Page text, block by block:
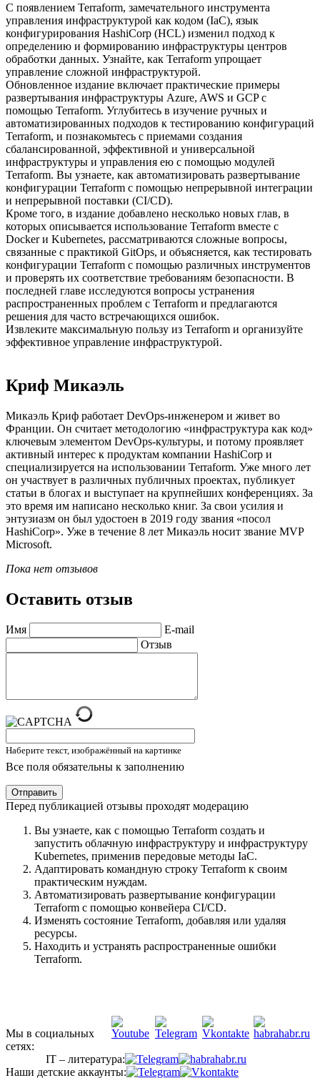
С появлением Terraform, замечательного инструмента
управления инфраструктурой как кодом (IaC), язык
конфигурирования HashiCorp (HCL) изменил подход к
определению и формированию инфраструктуры центров
обработки данных. Узнайте, как Terraform упрощает
управление сложной инфраструктурой.
Обновленное издание включает практические примеры
развертывания инфраструктуры Azure, AWS и GCP с
помощью Terraform. Углубитесь в изучение ручных и
автоматизированных подходов к тестированию конфигураций
Terraform, и познакомьтесь с приемами создания
сбалансированной, эффективной и универсальной
инфраструктуры и управления ею с помощью модулей
Terraform. Вы узнаете, как автоматизировать развертывание
конфигурации Terraform с помощью непрерывной интеграции
и непрерывной поставки (CI/CD).
Кроме того, в издание добавлено несколько новых глав, в
которых описывается использование Terraform вместе с
Docker и Kubernetes, рассматриваются сложные вопросы,
связанные с практикой GitOps, и объясняется, как тестировать
конфигурации Terraform с помощью различных инструментов
и проверять их соответствие требованиям безопасности. В
последней главе исследуются вопросы устранения
распространенных проблем с Terraform и предлагаются
решения для часто встречающихся ошибок.
Извлеките максимальную пользу из Terraform и организуйте
эффективное управление инфраструктурой.
Криф Микаэль
Микаэль Криф работает DevOps-инженером и живет во
Франции. Он считает методологию «инфраструктура как код»
ключевым элементом DevOps-культуры, и потому проявляет
активный интерес к продуктам компании HashiCorp и
специализируется на использовании Terraform. Уже много лет
он участвует в различных публичных проектах, публикует
статьи в блогах и выступает на крупнейших конференциях. За
это время им написано несколько книг. За свои усилия и
энтузиазм он был удостоен в 2019 году звания «посол
HashiCorp». Уже в течение 8 лет Микаэль носит звание MVP
Microsoft.
Пока нет отзывов
Оставить отзыв
Имя
E-mail
Отзыв
Наберите текст, изображённый на картинке
Все поля обязательны к заполнению
Отправить
Перед публикацией отзывы проходят модерацию
Вы узнаете, как с помощью Terraform создать и
запустить облачную инфраструктуру и инфраструктуру
Kubernetes, применив передовые методы IaC.
Адаптировать командную строку Terraform к своим
практическим нуждам.
Автоматизировать развертывание конфигурации
Terraform с помощью конвейера CI/CD.
Изменять состояние Terraform, добавляя или удаляя
ресурсы.
Находить и устранять распространенные ошибки
Terraform.
Мы в социальных
сетях:
IT – литература:
Наши детские аккаунты: